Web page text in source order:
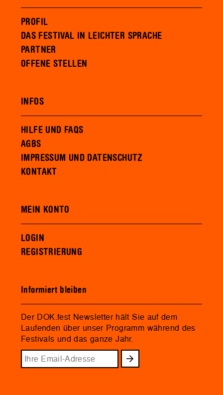
PROFIL
DAS FESTIVAL IN LEICHTER SPRACHE
PARTNER
OFFENE STELLEN
INFOS
HILFE UND FAQS
AGBS
IMPRESSUM UND DATENSCHUTZ
KONTAKT
MEIN KONTO
LOGIN
REGISTRIERUNG
Informiert bleiben
Der DOK.fest Newsletter hält Sie auf dem
Laufenden über unser Programm während des
Festivals und das ganze Jahr.